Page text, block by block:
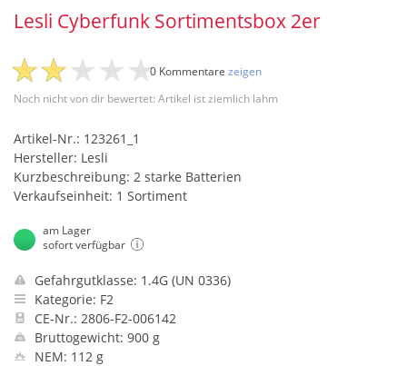
Lesli Cyberfunk Sortimentsbox 2er
Noch nicht von dir bewertet: Artikel ist ziemlich lahm
0 Kommentare zeigen
Artikel-Nr.: 123261_1
Hersteller: Lesli
Kurzbeschreibung: 2 starke Batterien
Verkaufseinheit: 1 Sortiment
am Lager
sofort verfügbar
Gefahrgutklasse: 1.4G (UN 0336)
Kategorie: F2
CE-Nr.: 2806-F2-006142
Bruttogewicht: 900 g
NEM: 112 g